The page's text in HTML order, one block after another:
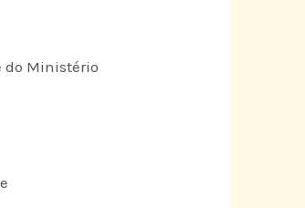
do Ministério